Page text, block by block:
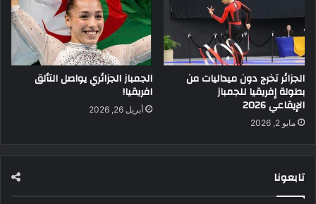
الجزائر تخرج دون ميداليات من
بطولة إفريقيا للجمباز
الإيقاعي 2026
مايو 2, 2026
الجمباز الجزائري يواصل التألق
افريقيا!
أبريل 26, 2026
تابعونا